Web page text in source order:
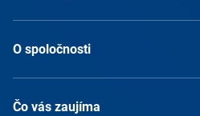
O spoločnosti
Čo vás zaujíma